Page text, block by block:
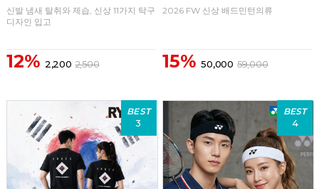
신발 냄새 탈취와 제습, 신상 11가지 탁구
디자인 입고
12% 2,200 2,500
2026 FW 신상 배드민턴의류
15% 50,000 59,000
BEST
3
BEST
4